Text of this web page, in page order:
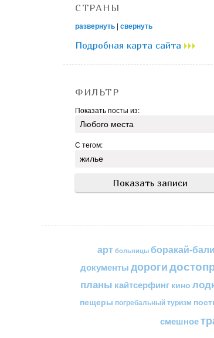
СТРАНЫ
развернуть | свернуть
Подробная карта сайта
ФИЛЬТР
Показать посты из:
С тегом:
арт больницы боракай-
документыдороги
планы кайтсерфинг кино
пещеры погребальный туризм
смешное